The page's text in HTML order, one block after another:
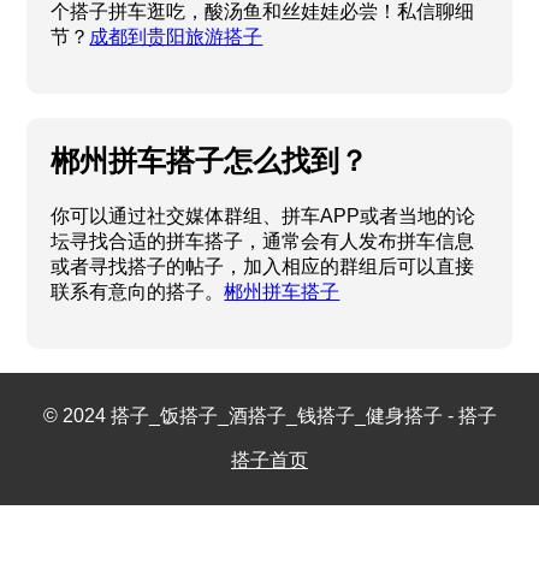
个搭子拼车逛吃，酸汤鱼和丝娃娃必尝！私信聊细
节？ 成都到贵阳旅游搭子
郴州拼车搭子怎么找到？
你可以通过社交媒体群组、拼车APP或者当地的论
坛寻找合适的拼车搭子，通常会有人发布拼车信息
或者寻找搭子的帖子，加入相应的群组后可以直接
联系有意向的搭子。郴州拼车搭子
© 2024 搭子_饭搭子_酒搭子_钱搭子_健身搭子 - 搭子
搭子首页